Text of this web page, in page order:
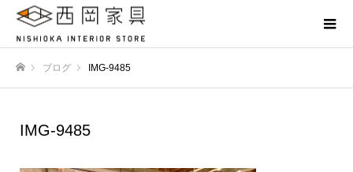
ブログ IMG-9485
IMG-9485